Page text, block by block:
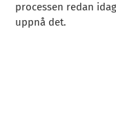
processen redan
uppnå det.